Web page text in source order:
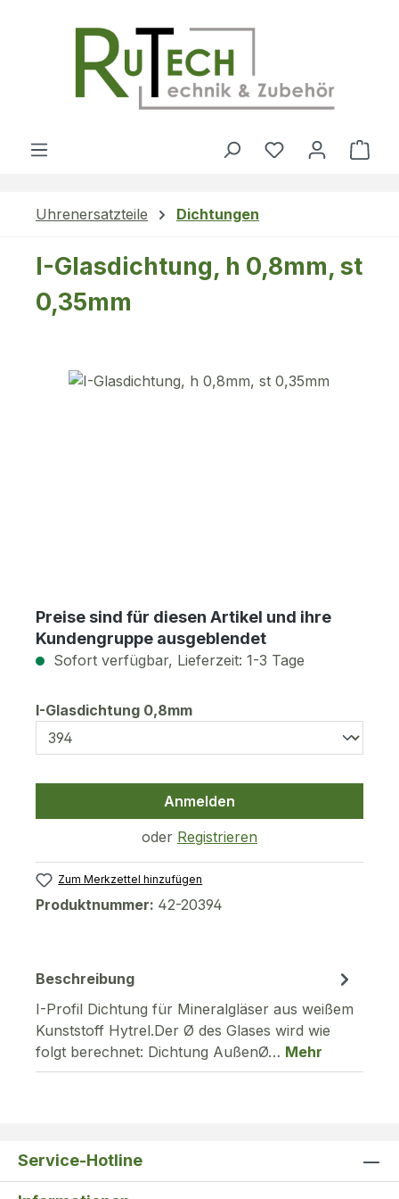
Du hast 0
Uhrenersatzteile Dichtungen
I-Glasdichtung, h 0,8mm, st
0,35mm
Bildergalerie überspringen
Preise sind für diesen Artikel und ihre
Kundengruppe ausgeblendet
Sofort verfügbar, Lieferzeit: 1-3 Tage
I-Glasdichtung 0,8mmauswählen
Anmelden
oder Registrieren
Zum Merkzettel hinzufügen
Produktnummer: 42-20394
Beschreibung
I-Profil Dichtung für Mineralgläser aus weißem
Kunststoff Hytrel.Der Ø des Glases wird wie
folgt berechnet: Dichtung AußenØ… Mehr
Service-Hotline